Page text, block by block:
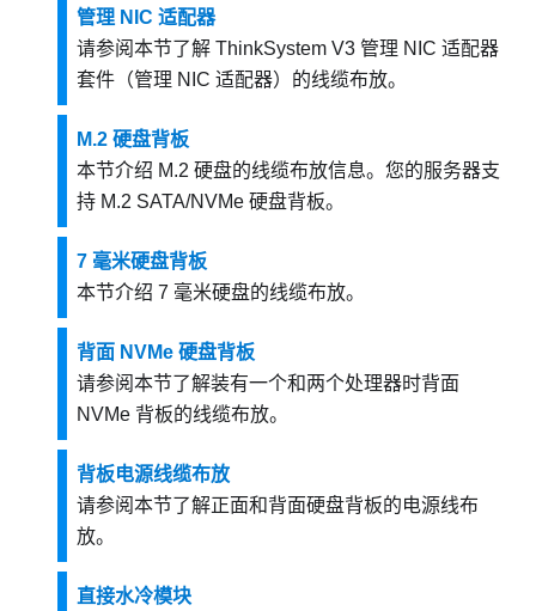
管理 NIC 适配器
请参阅本节了解 ThinkSystem V3 管理 NIC 适配器
套件（管理 NIC 适配器） 的线缆布放。
M.2 硬盘背板
本节介绍 M.2 硬盘的线缆布放信息。您的服务器支
持 M.2 SATA/NVMe 硬盘背板。
7 毫米硬盘背板
本节介绍 7 毫米硬盘的线缆布放。
背面 NVMe 硬盘背板
请参阅本节了解装有一个和两个处理器时背面
NVMe 背板的线缆布放。
背板电源线缆布放
请参阅本节了解正面和背面硬盘背板的电源线布
放。
直接水冷模块